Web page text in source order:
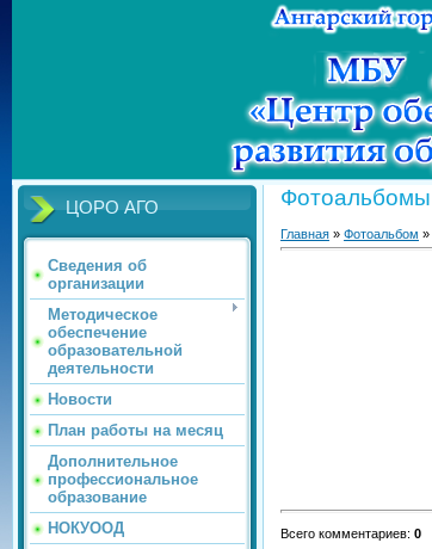
ЦОРО АГО
Сведения об
организации
Методическое
обеспечение
образовательной
деятельности
Новости
План работы на месяц
Дополнительное
профессиональное
образование
НОКУООД
Фотоальбомы
Главная » Фотоальбом »
Всего комментариев: 0